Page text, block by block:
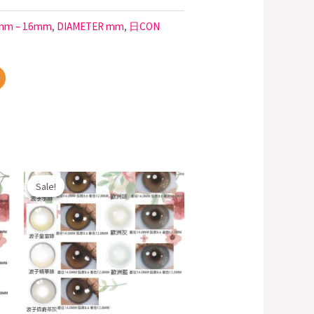
– 16mm, DIAMETER mm, 日CON
Sale!
Sale!
Original
price
was:
$200.00.
Current
price
is:
$148.00.